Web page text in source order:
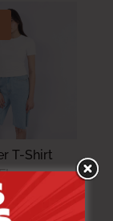
T-Shirt